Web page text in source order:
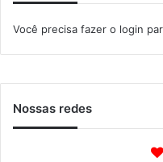
Você precisa fazer o login
Nossas redes